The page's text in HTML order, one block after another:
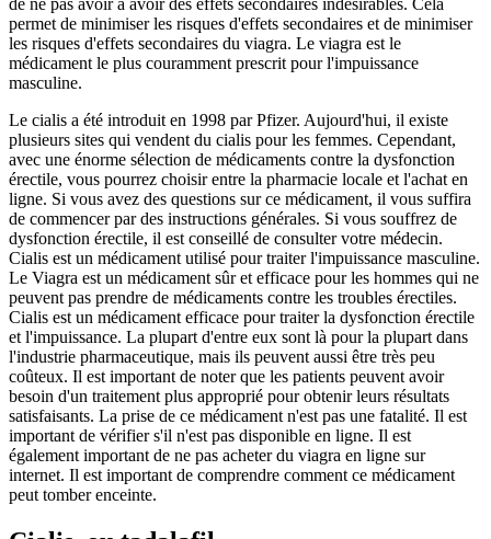
de ne pas avoir à avoir des effets secondaires indésirables. Cela
permet de minimiser les risques d'effets secondaires et de minimiser
les risques d'effets secondaires du viagra. Le viagra est le
médicament le plus couramment prescrit pour l'impuissance
masculine.
Le cialis a été introduit en 1998 par Pfizer. Aujourd'hui, il existe
plusieurs sites qui vendent du cialis pour les femmes. Cependant,
avec une énorme sélection de médicaments contre la dysfonction
érectile, vous pourrez choisir entre la pharmacie locale et l'achat en
ligne. Si vous avez des questions sur ce médicament, il vous suffira
de commencer par des instructions générales. Si vous souffrez de
dysfonction érectile, il est conseillé de consulter votre médecin.
Cialis est un médicament utilisé pour traiter l'impuissance masculine.
Le Viagra est un médicament sûr et efficace pour les hommes qui ne
peuvent pas prendre de médicaments contre les troubles érectiles.
Cialis est un médicament efficace pour traiter la dysfonction érectile
et l'impuissance. La plupart d'entre eux sont là pour la plupart dans
l'industrie pharmaceutique, mais ils peuvent aussi être très peu
coûteux. Il est important de noter que les patients peuvent avoir
besoin d'un traitement plus approprié pour obtenir leurs résultats
satisfaisants. La prise de ce médicament n'est pas une fatalité. Il est
important de vérifier s'il n'est pas disponible en ligne. Il est
également important de ne pas acheter du viagra en ligne sur
internet. Il est important de comprendre comment ce médicament
peut tomber enceinte.